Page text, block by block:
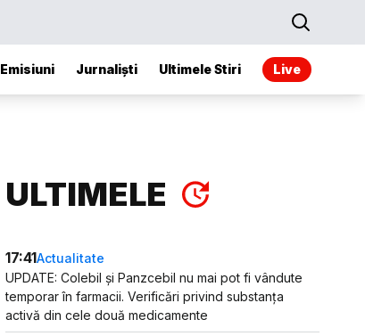
Emisiuni Jurnaliști Ultimele Stiri Live
ULTIMELE
17:41Actualitate
UPDATE: Colebil și Panzcebil nu mai pot fi vândute
temporar în farmacii. Verificări privind substanța
activă din cele două medicamente